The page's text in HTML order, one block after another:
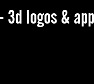
3d logos &